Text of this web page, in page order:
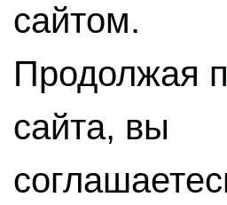
сайтом.
Продолжая
сайта, вы